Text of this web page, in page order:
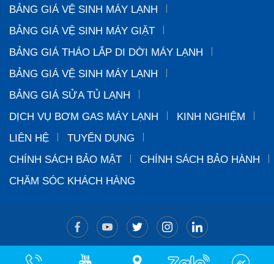
BẢNG GIÁ VỆ SINH MÁY LẠNH
BẢNG GIÁ VỆ SINH MÁY GIẶT
BẢNG GIÁ THÁO LẮP DI DỜI MÁY LẠNH
BẢNG GIÁ VỆ SINH MÁY LẠNH
BẢNG GIÁ SỬA TỦ LẠNH
DỊCH VỤ BƠM GAS MÁY LẠNH
KINH NGHIỆM
LIÊN HỆ
TUYỂN DỤNG
CHÍNH SÁCH BẢO MẬT
CHÍNH SÁCH BẢO HÀNH
CHĂM SÓC KHÁCH HÀNG
THÀNH ĐẠT. All Rights Reserved. Designed by Halink Web